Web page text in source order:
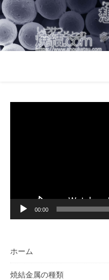
00:00
ホーム
焼結金属の種類